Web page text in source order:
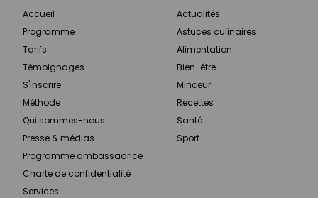
Accueil
Programme
Tarifs
Témoignages
S'inscrire
Méthode
Qui sommes-nous
Presse & médias
Programme ambassadrice
Charte de confidentialité
Services
Actualités
Astuces culinaires
Alimentation
Bien-être
Minceur
Recettes
Santé
Sport